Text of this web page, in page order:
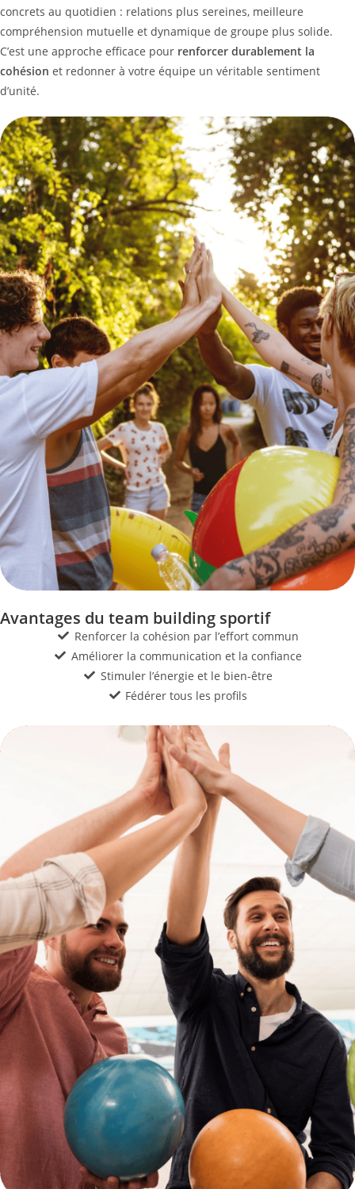
concrets au quotidien : relations plus sereines, meilleure
compréhension mutuelle et dynamique de groupe plus solide.
C’est une approche efficace pour renforcer durablement la
cohésion et redonner à votre équipe un véritable sentiment
d’unité.
Avantages du team building sportif
Renforcer la cohésion par l’effort commun
Améliorer la communication et la confiance
Stimuler l’énergie et le bien-être
Fédérer tous les profils